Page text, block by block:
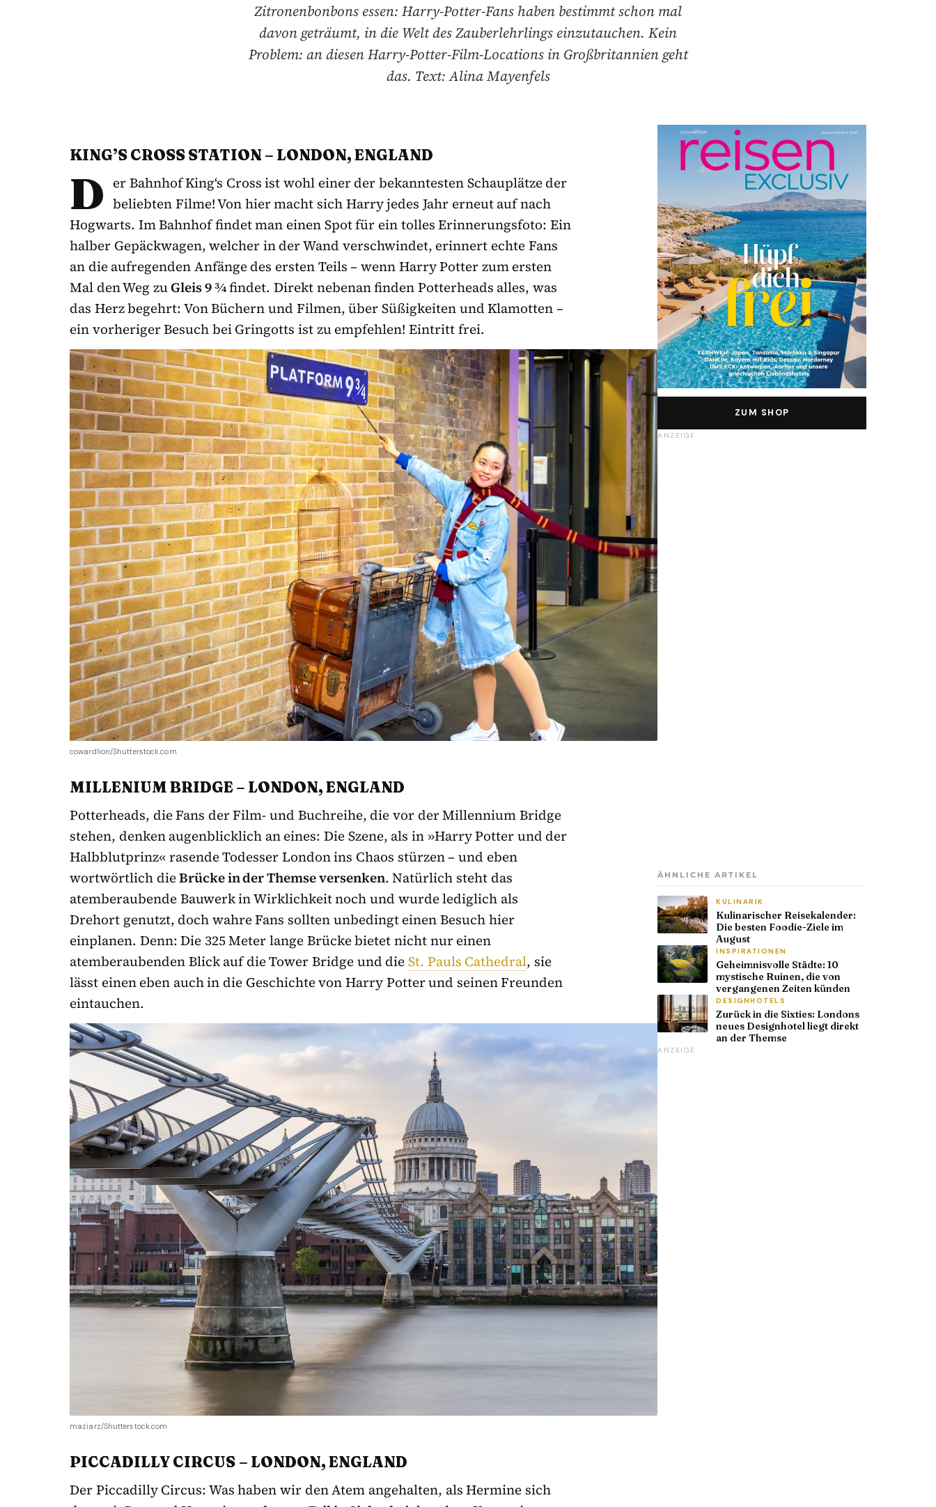
Zitronenbonbons essen: Harry-Potter-Fans haben bestimmt schon mal
davon geträumt, in die Welt des Zauberlehrlings einzutauchen. Kein
Problem: an diesen Harry-Potter-Film-Locations in Großbritannien geht
das. Text: Alina Mayenfels
KING’S CROSSSTATION – LONDON, ENGLAND
D er Bahnhof King‘s Cross ist wohl einer der bekanntesten Schauplätze der
beliebten Filme! Von hier macht sich Harry jedes Jahr erneut auf nach
Hogwarts. Im Bahnhof findet man einen Spot für ein tolles Erinnerungsfoto: Ein
halber Gepäckwagen, welcher in der Wand verschwindet, erinnert echte Fans
an die aufregenden Anfänge des ersten Teils – wenn Harry Potter zum ersten
Mal den Weg zuGleis 9 ¾findet. Direkt nebenan finden Potterheads alles, was
das Herz begehrt: Von Büchern und Filmen, über Süßigkeiten und Klamotten –
ein vorheriger Besuch bei Gringotts ist zu empfehlen! Eintritt frei.
cowardlion/Shutterstock.com
MILLENIUM BRIDGE – LONDON, ENGLAND
Potterheads, die Fans der Film- und Buchreihe, die vor der Millennium Bridge
stehen, denken augenblicklich an eines: Die Szene, als in »Harry Potter und der
Halbblutprinz« rasende Todesser London ins Chaos stürzen – und eben
wortwörtlich dieBrücke in der Themse versenken. Natürlich steht das
atemberaubende Bauwerk in Wirklichkeit noch und wurde lediglich als
Drehort genutzt, doch wahre Fans sollten unbedingt einen Besuch hier
einplanen. Denn: Die 325 Meter lange Brücke bietet nicht nur einen
atemberaubenden Blick auf die Tower Bridge und dieSt. Pauls Cathedral, sie
lässt einen eben auch in die Geschichte von Harry Potter und seinen Freunden
eintauchen.
maziarz/Shutterstock.com
PICCADILLYCIRCUS – LONDON, ENGLAND
Der Piccadilly Circus: Was haben wir den Atem angehalten, als Hermine sich
ZUM SHOP
ANZEIGE
ÄHNLICHE ARTIKEL
KULINARIK
Kulinarischer Reisekalender:
Die besten Foodie-Ziele im
August
INSPIRATIONEN
Geheimnisvolle Städte: 10
mystische Ruinen, die von
vergangenen Zeiten künden
DESIGNHOTELS
Zurück in die Sixties: Londons
neues Designhotel liegt direkt
an der Themse
ANZEIGE